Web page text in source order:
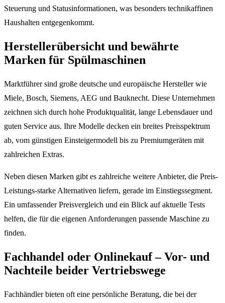
Steuerung und Statusinformationen, was besonders technikaffinen
Haushalten entgegenkommt.
Herstellerübersicht und bewährte
Marken für Spülmaschinen
Marktführer sind große deutsche und europäische Hersteller wie
Miele, Bosch, Siemens, AEG und Bauknecht. Diese Unternehmen
zeichnen sich durch hohe Produktqualität, lange Lebensdauer und
guten Service aus. Ihre Modelle decken ein breites Preisspektrum
ab, vom günstigen Einsteigermodell bis zu Premiumgeräten mit
zahlreichen Extras.
Neben diesen Marken gibt es zahlreiche weitere Anbieter, die Preis-
Leistungs-starke Alternativen liefern, gerade im Einstiegssegment.
Ein umfassender Preisvergleich und ein Blick auf aktuelle Tests
helfen, die für die eigenen Anforderungen passende Maschine zu
finden.
Fachhandel oder Onlinekauf – Vor- und
Nachteile beider Vertriebswege
Fachhändler bieten oft eine persönliche Beratung, die bei der